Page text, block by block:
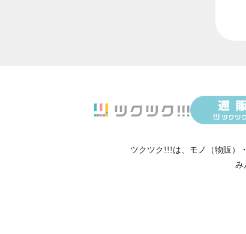
ツクツク!!!は、 モノ（物販） ・
み